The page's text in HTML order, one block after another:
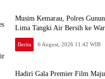
Musim Kemarau, Polres
Lima Tangki Air Bersih ke
Berita 6 August, 2026 11:42 WIB
Hadiri Gala Premier Film